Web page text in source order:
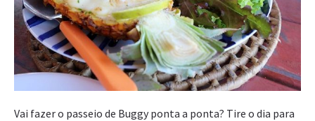
Vai fazer o passeio de Buggy ponta a ponta? Tire o dia para